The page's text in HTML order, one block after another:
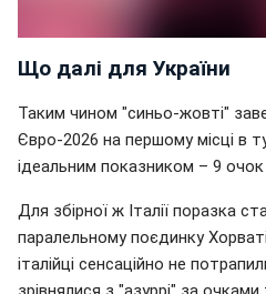
Що далі для України
Таким чином "синьо-жовті"
Євро-2026 на першому місці в
ідеальним показником – 9
Для збірної ж Італії поразка
паралельному поєдинку
італійці сенсаційно не